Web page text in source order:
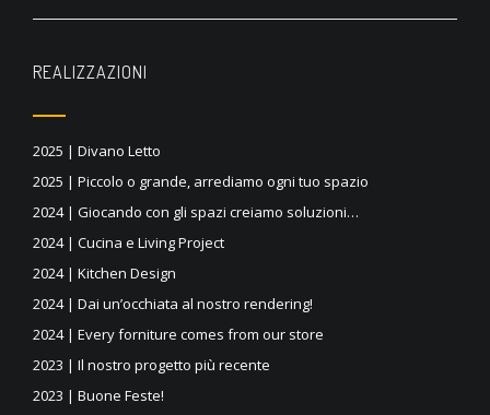
REALIZZAZIONI
2025 | Divano Letto
2025 | Piccolo o grande, arrediamo ogni tuo spazio
2024 | Giocando con gli spazi creiamo soluzioni…
2024 | Cucina e Living Project
2024 | Kitchen Design
2024 | Dai un’occhiata al nostro rendering!
2024 | Every forniture comes from our store
2023 | Il nostro progetto più recente
2023 | Buone Feste!